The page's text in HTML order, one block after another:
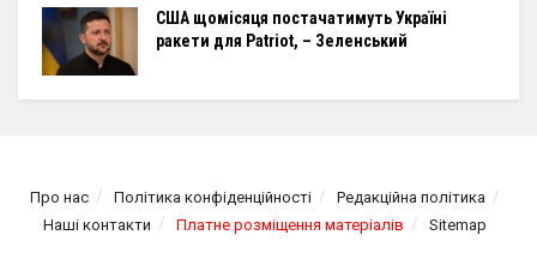
США щомісяця постачатимуть Україні
ракети для Patriot, – Зеленський
Про нас Політика конфіденційності
Редакційна політика
Наші контакти
Платне розміщення матеріалів Sitemap